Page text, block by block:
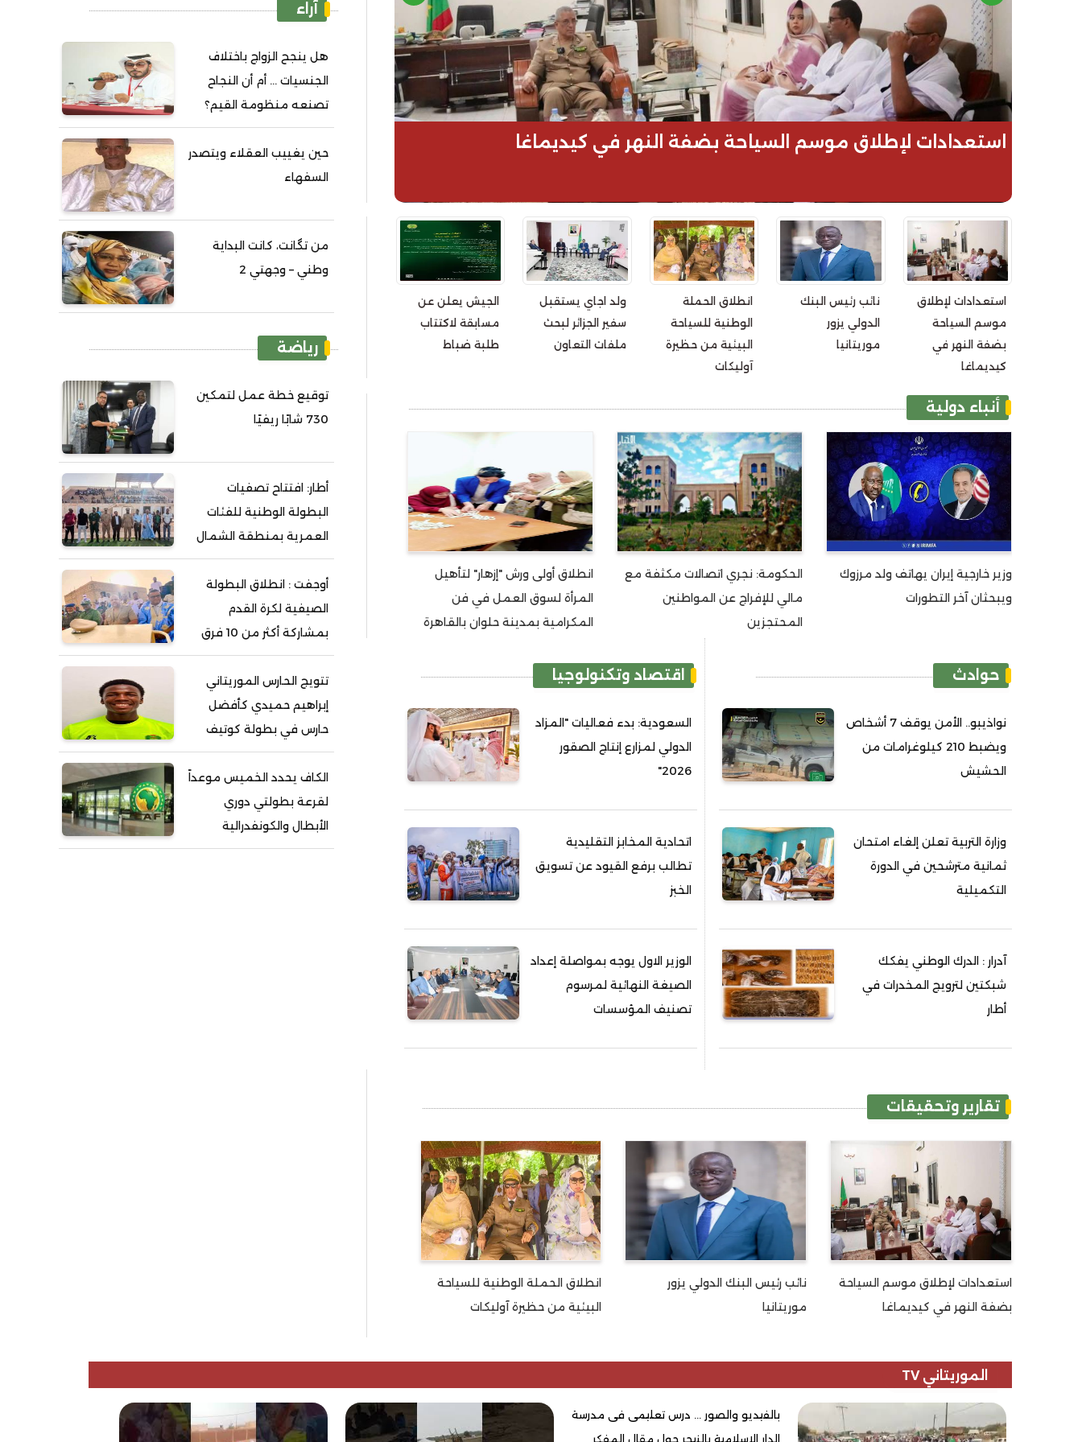
استعدادات لإطلاق موسم السياحة بضفة النهر في كيديماغا
استعدادات لإطلاق
موسم السياحة
بضفة النهر في
كيديماغا
نائب رئيس البنك
الدولي يزور
موريتانيا
انطلاق الحملة
الوطنية للسياحة
البيئية من حظيرة
آوليكات
ولد اجاي يستقبل
سفير الجزائر لبحث
ملفات التعاون
الجيش يعلن عن
مسابقة لاكتتاب
طلبة ضباط
أنباء دولية
وزير خارجية إيران يهاتف ولد مرزوك
ويبحثان آخر التطورات
الحكومة: نجري اتصالات مكثفة مع
مالي للإفراج عن المواطنين
المحتجزين
انطلاق أولى ورش "إزهار" لتأهيل
المرأة لسوق العمل في فن
المكرامية بمدينة حلوان بالقاهرة
حوادث
نواذيبو.. الأمن يوقف 7 أشخاص
ويضبط 210 كيلوغرامات من
الحشيش
وزارة التربية تعلن إلغاء امتحان
ثمانية مترشحين في الدورة
التكميلية
آدرار : الدرك الوطني يفكك
شبكتين لترويج المخدرات في
أطار
اقتصاد وتكنولوجيا
السعودية: بدء فعاليات "المزاد
الدولي لمزارع إنتاج الصقور
2026"
اتحادية المخابز التقليدية
تطالب برفع القيود عن تسويق
الخبز
الوزير الاول يوجه بمواصلة إعداد
الصيغة النهائية لمرسوم
تصنيف المؤسسات
تقارير وتحقيقات
استعدادات لإطلاق موسم السياحة
بضفة النهر في كيديماغا
نائب رئيس البنك الدولي يزور
موريتانيا
انطلاق الحملة الوطنية للسياحة
البيئية من حظيرة آوليكات
آراء
هل ينجح الزواج باختلاف
الجنسيات ... أم أن النجاح
تصنعه منظومة القيم؟
حين يغييب العقلاء ويتصدر
السفهاء
من تگانت، كانت البداية
وطني – وجهتي 2
رياضة
توقيع خطة عمل لتمكين
730 شابًا ريفيًا
أطار: افتتاح تصفيات
البطولة الوطنية للفئات
العمرية بمنطقة الشمال
أوجفت : انطلاق البطولة
الصيفية لكرة القدم
بمشاركة أكثر من 10 فرق
تتويج الحارس الموريتاني
إبراهيم حميدي كأفضل
حارس في بطولة كوتيف
الكاف يحدد الخميس موعداً
لقرعة بطولتي دوري
الأبطال والكونفدرالية
الموريتاني TV
بالفيديو والصور ... درس تعليمى فى مدرسة
الدار الإسلامية بالنيجر حول مقال المفكر